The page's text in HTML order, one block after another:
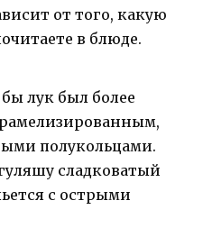
от того, какую
в блюде.
лук был более
полукольцами.
сладковатый
с острыми